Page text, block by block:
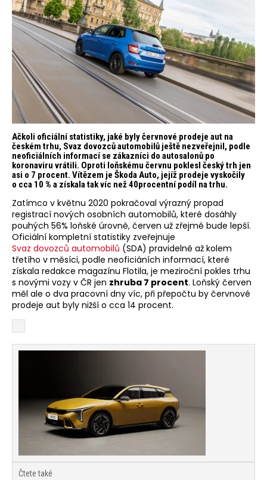
Ačkoli oficiální statistiky, jaké byly červnové prodeje aut na
českém trhu, Svaz dovozců automobilů ještě nezveřejnil, podle
neoficiálních informací se zákazníci do autosalonů po
koronaviru vrátili. Oproti loňskému červnu poklesl český trh jen
asi o 7 procent. Vítězem je Škoda Auto, jejíž prodeje vyskočily
o cca 10 % a získala tak víc než 40procentní podíl na trhu.
Zatímco v květnu 2020 pokračoval výrazný propad
registrací nových osobních automobilů, které dosáhly
pouhých 56% loňské úrovně, červen už zřejmě bude lepší.
Oficiální kompletní statistiky zveřejnuje
Svaz dovozců automobilů (SDA) pravidelně až kolem
třetího v měsíci, podle neoficiáních informací, které
získala redakce magazínu Flotila, je meziroční pokles trhu
s novými vozy v ČR jen zhruba 7 procent. Loňský červen
měl ale o dva pracovní dny víc, při přepočtu by červnové
prodeje aut byly nižší o cca 14 procent.
Čtete také